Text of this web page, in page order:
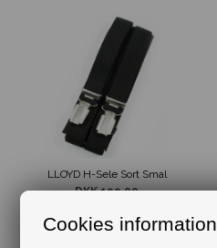
Cookies information
LLOYD H-Sele Sort Smal
DKK 199,00